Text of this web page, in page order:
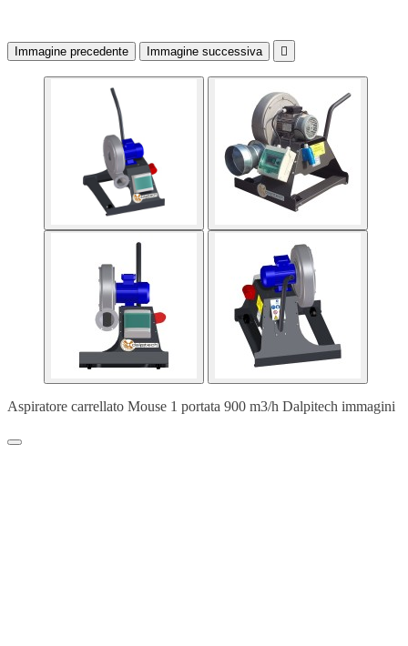
Immagine precedente Immagine successiva 
Aspiratore carrellato Mouse 1 portata 900 m3/h Dalpitech immagini